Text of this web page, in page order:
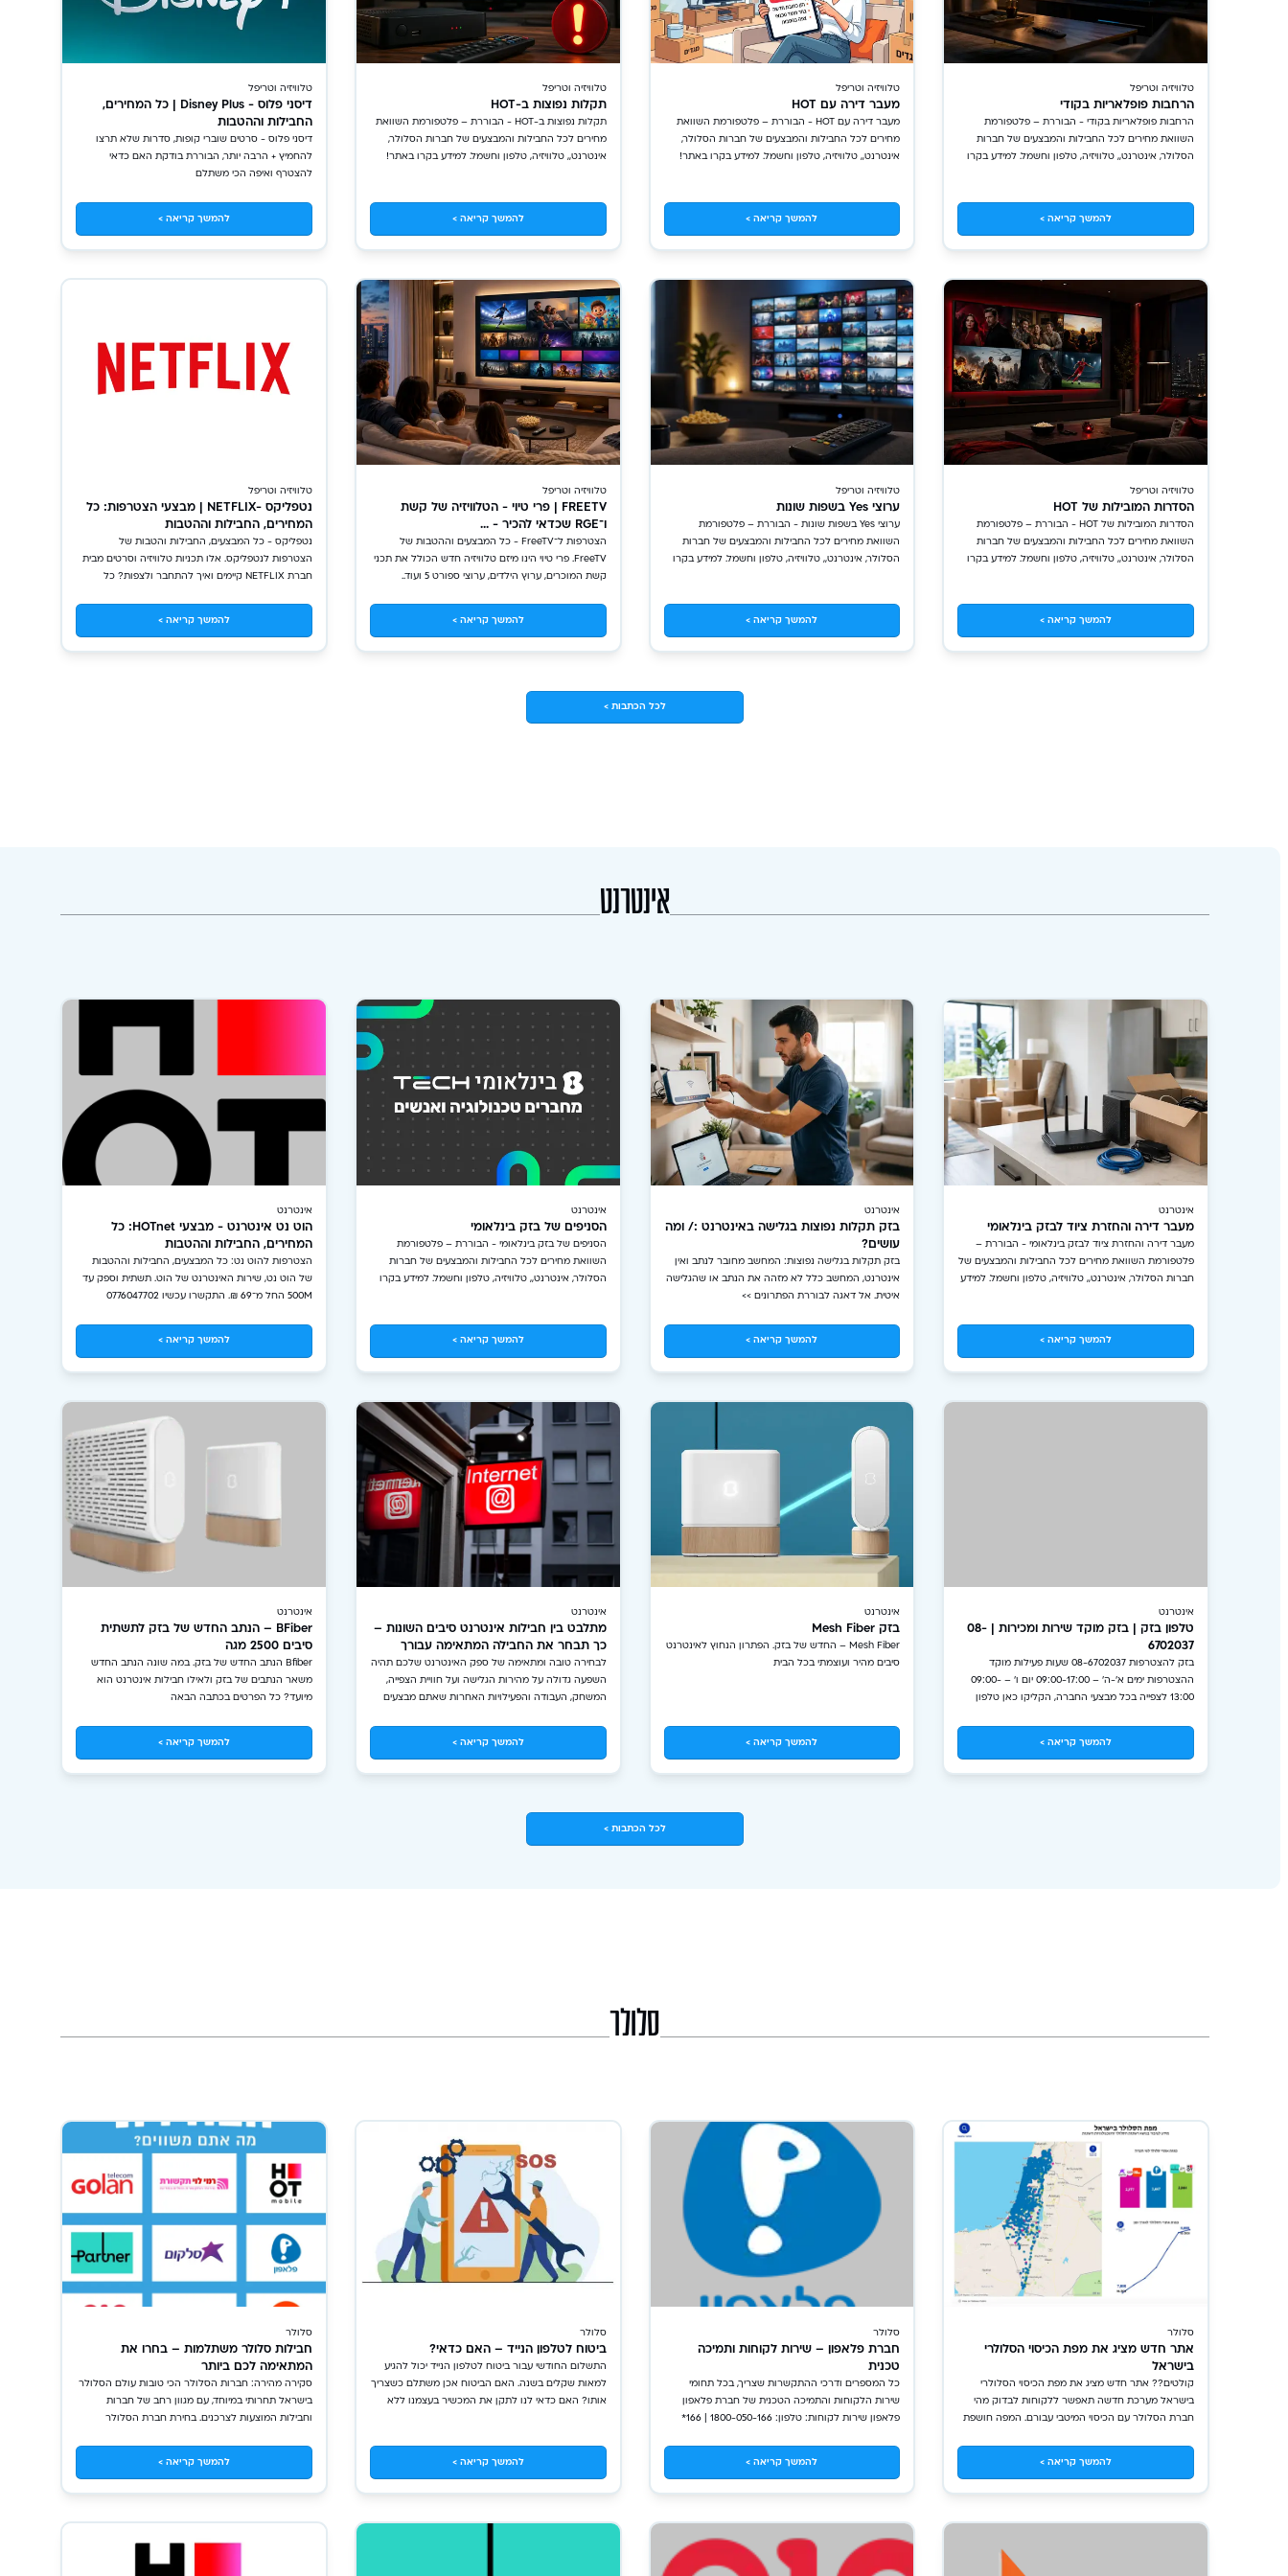
טלוויזיה וטריפל
הרחבות פופלאריות בקודי
הרחבות פופלאריות בקודי - הבוררת – פלטפורמת
השוואת מחירים לכל החבילות והמבצעים של חברות
הסלולר, אינטרנט,, טלוויזיה, טלפון וחשמל. למידע בקרו
להמשך קריאה >
טלוויזיה וטריפל
מעבר דירה עם HOT
מעבר דירה עם HOT - הבוררת – פלטפורמת השוואת
מחירים לכל החבילות והמבצעים של חברות הסלולר,
אינטרנט,, טלוויזיה, טלפון וחשמל. למידע בקרו באתר!
להמשך קריאה >
טלוויזיה וטריפל
תקלות נפוצות ב-HOT
תקלות נפוצות ב-HOT - הבוררת – פלטפורמת השוואת
מחירים לכל החבילות והמבצעים של חברות הסלולר,
אינטרנט,, טלוויזיה, טלפון וחשמל. למידע בקרו באתר!
להמשך קריאה >
טלוויזיה וטריפל
דיסני פלוס - Disney Plus | כל המחירים,
החבילות וההטבות
דיסני פלוס - סרטים שוברי קופות, סדרות שלא תרצו
להחמיץ + הרבה יותר, הבוררת בודקת האם כדאי
להצטרף ואיפה הכי משתלם
להמשך קריאה >
טלוויזיה וטריפל
הסדרות המובילות של HOT
הסדרות המובילות של HOT - הבוררת – פלטפורמת
השוואת מחירים לכל החבילות והמבצעים של חברות
הסלולר, אינטרנט,, טלוויזיה, טלפון וחשמל. למידע בקרו
להמשך קריאה >
טלוויזיה וטריפל
ערוצי Yes בשפות שונות
ערוצי Yes בשפות שונות - הבוררת – פלטפורמת
השוואת מחירים לכל החבילות והמבצעים של חברות
הסלולר, אינטרנט,, טלוויזיה, טלפון וחשמל. למידע בקרו
להמשך קריאה >
טלוויזיה וטריפל
FREETV | פרי טיוי - הטלוויזיה של קשת
ו־RGE שכדאי להכיר - ...
הצטרפות ל־FreeTV - כל המבצעים וההטבות של
FreeTV. פרי טיוי הינו מיזם טלוויזיה חדש הכולל את תכני
קשת המוכרים, ערוץ הילדים, ערוצי ספורט 5 ועוד..
להמשך קריאה >
טלוויזיה וטריפל
נטפליקס -NETFLIX | מבצעי הצטרפות: כל
המחירים, החבילות וההטבות
נטפליקס - כל המבצעים, החבילות והטבות של
הצטרפות לנטפליקס. אלו תכניות טלוויזיה וסרטים מבית
חברת NETFLIX קיימים ואיך להתחבר ולצפות? כל
להמשך קריאה >
לכל הכתבות >
אינטרנט
אינטרנט
מעבר דירה והחזרת ציוד לבזק בינלאומי
מעבר דירה והחזרת ציוד לבזק בינלאומי - הבוררת –
פלטפורמת השוואת מחירים לכל החבילות והמבצעים של
חברות הסלולר, אינטרנט,, טלוויזיה, טלפון וחשמל. למידע
להמשך קריאה >
אינטרנט
בזק תקלות נפוצות בגלישה באינטרנט :/ ומה
עושים?
בזק תקלות בגלישה נפוצות: המחשב מחובר לנתב ואין
אינטרנט, המחשב כלל לא מזהה את הנתב או שהגלישה
איטית. אל דאגה לבוררת הפתרונים >>
להמשך קריאה >
אינטרנט
הסניפים של בזק בינלאומי
הסניפים של בזק בינלאומי - הבוררת – פלטפורמת
השוואת מחירים לכל החבילות והמבצעים של חברות
הסלולר, אינטרנט,, טלוויזיה, טלפון וחשמל. למידע בקרו
להמשך קריאה >
אינטרנט
הוט נט אינטרנט - מבצעי HOTnet: כל
המחירים, החבילות וההטבות
הצטרפות להוט נט: כל המבצעים, החבילות וההטבות
של הוט נט, שירות האינטרנט של הוט. תשתית וספק עד
500M החל מ־69 ₪. התקשרו עכשיו 0776047702
להמשך קריאה >
אינטרנט
טלפון בזק | בזק מוקד שירות ומכירות | 08-
6702037
בזק להצטרפות 08-6702037 שעות פעילות מוקד
ההצטרפות ימים א'-ה' – 09:00-17:00 יום ו' – 09:00-
13:00 לצפייה בכל מבצעי החברה, הקליקו כאן טלפון
+97237278199 לשירות בצ'אט: לחץ כאן שעות פעילות
להמשך קריאה >
אינטרנט
בזק Mesh Fiber
Mesh Fiber – החדש של בזק. הפתרון הנחוץ לאינטרנט
סיבים מהיר ועוצמתי בכל הבית
להמשך קריאה >
אינטרנט
מתלבט בין חבילות אינטרנט סיבים השונות –
כך תבחר את החבילה המתאימה עבורך
לבחירה טובה ומתאימה של ספק האינטרנט שלכם תהיה
השפעה גדולה על מהירות הגלישה ועל חוויית הצפייה,
המשחק, העבודה והפעילויות האחרות שאתם מבצעים
בחיינו, וכיום אפשר להגיד שהיא כבר נמצאת בכל מקום,
כך בחירת הספק הופכת להיות קריטית. אז בואו נראה
להמשך קריאה >
אינטרנט
BFiber – הנתב החדש של בזק לתשתית
סיבים 2500 מגה
Bfiber הנתב החדש של בזק. במה שונה הנתב החדש
משאר הנתבים של בזק ולאילו חבילות אינטרנט הוא
מיועד? כל הפרטים בכתבה הבאה
להמשך קריאה >
לכל הכתבות >
סלולר
סלולר
אתר חדש מציג את מפת הכיסוי הסלולרי
בישראל
קולטים?? אתר חדש מציג את מפת הכיסוי הסלולרי
בישראל מערכת חדשה תאפשר ללקוחות לבדוק מהי
חברת הסלולר עם הכיסוי המיטבי עבורם. המפה חושפת
להגברת התחרות? דסק הטכנולוגיה והחדשנות, אתר
להמשך קריאה >
סלולר
חברת פלאפון – שירות לקוחות ותמיכה
טכנית
כל המספרים ודרכי ההתקשרות שצריך, בכל תחומי
שירות הלקוחות והתמיכה הטכנית של חברת פלאפון
פלאפון שירות לקוחות: טלפון: 1800-050-166 | 166*
להמשך קריאה >
סלולר
ביטוח לטלפון הנייד – האם כדאי?
התשלום החודשי עבור ביטוח לטלפון הנייד יכול להגיע
למאות שקלים בשנה. האם הביטוח אכן משתלם כשצריך
אותו? האם כדאי לנו לתקן את המכשיר בעצמנו ללא
להמשך קריאה >
סלולר
חבילות סלולר משתלמות – בחרו את
המתאימה לכם ביותר
סקירה מהירה: חברות הסלולר הכי טובות עולם הסלולר
בישראל תחרותי במיוחד, עם מגוון רחב של חברות
וחבילות המוצעות לצרכנים. בחירת חברת הסלולר
מאתגרת, הן בשל ריבוי האפשרויות והן בשל השינויים
להמשך קריאה >